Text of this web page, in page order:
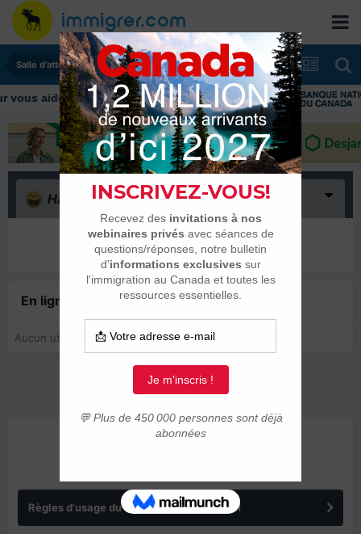
Salle d'attente - échanges de dates
aider tout au long de votre transition
Haha (0)
Il n’y a encore rien ici
En ligne récemment0 membre est en ligne
Aucun utilisateur enregistré regarde cette page.
Règles d'usage du forum IMMIGRER.COM